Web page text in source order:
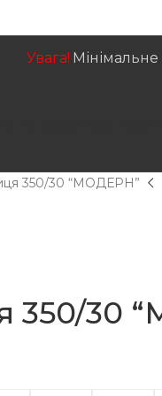
Увага!
350/30 “МОДЕРН”
350/30